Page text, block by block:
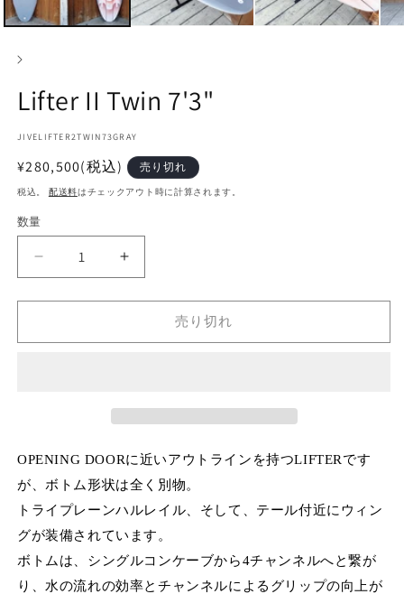
開
Lifter II Twin 7'3"
SKU:
JIVELIFTER2TWIN73GRAY
通
常
格
¥280,500(税込) 売り切れ
税込。 配送料はチェックアウト時に計算されます。
数量
II
Twin
の
Lifter
II
Twin
7&#39;3&quot;
の
を
増
す
売り切れ
OPENING DOORに近いアウトラインを持つLIFTERです
が、ボトム形状は全く別物。
トライプレーンハルレイル、そして、テール付近にウィン
グが装備されています。
ボトムは、シングルコンケーブから4チャンネルへと繋が
り、水の流れの効率とチャンネルによるグリップの向上が